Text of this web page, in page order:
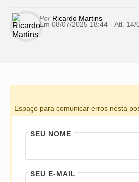
Por Ricardo Martins
Em 08/07/2025 18:44 - Atl. 14/
Espaço para comunicar erros nesta
SEU NOME
SEU E-MAIL